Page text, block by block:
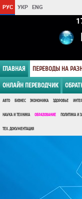
РУС УКР ENG
ГЛАВНАЯ ПЕРЕВОДЫ НА
ОНЛАЙН ПЕРЕВОДЧИК
АВТО БИЗНЕС ЭКОНОМИКА ЗДОРОВЬЕ
НАУКА И ТЕХНИКА ОБРАЗОВАНИЕ ПОЛИТИКА И
ТЕХ. ДОКУМЕНТАЦИЯ